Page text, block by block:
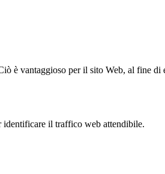
è vantaggioso per il sito Web, al fine
identificare il traffico web attendibile.